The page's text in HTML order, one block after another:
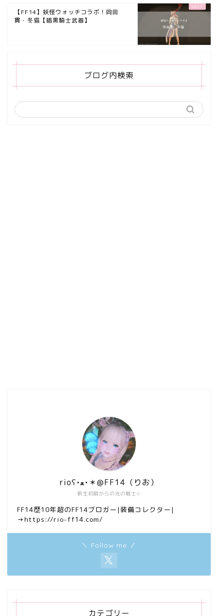
【FF14】妖怪ウォッチコラボ！同田
貫・冬猫【暗黒騎士武器】
ブログ内検索
新生初期からの光の戦士✩
rioʕ•ﻌ•＊@FF14（りお）
FF14歴10年超のFF14ブロガー|装備コレクター|
→https://rio-ff14.com/
＼ Follow me ／
カテゴリー